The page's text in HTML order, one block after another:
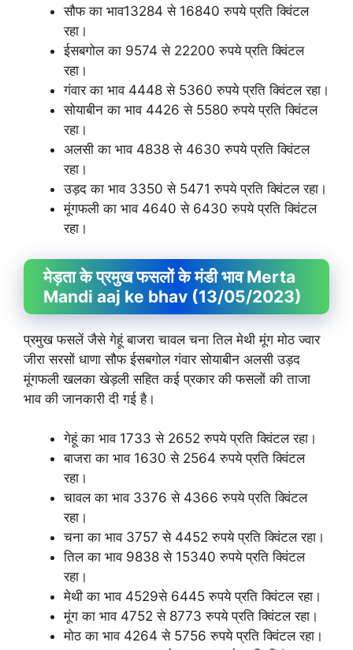
सौफ का भाव13284 से 16840 रुपये प्रति क्विंटल
रहा।
ईसबगोल का 9574 से 22200 रुपये प्रति क्विंटल
रहा।
गंवार का भाव 4448 से 5360 रुपये प्रति क्विंटल रहा।
सोयाबीन का भाव 4426 से 5580 रुपये प्रति क्विंटल
रहा।
अलसी का भाव 4838 से 4630 रुपये प्रति क्विंटल
रहा।
उड़द का भाव 3350 से 5471 रुपये प्रति क्विंटल रहा।
मूंगफली का भाव 4640 से 6430 रुपये प्रति क्विंटल
रहा।
मेड़ता के प्रमुख फसलों के मंडी भाव Merta
Mandi aaj ke bhav (13/05/2023)
प्रमुख फसलें जैसे गेहूं बाजरा चावल चना तिल मेथी मूंग मोठ ज्वार
जीरा सरसों धाणा सौफ ईसबगोल गंवार सोयाबीन अलसी उड़द
मूंगफली खलका खेड़ली सहित कई प्रकार की फसलों की ताजा
भाव की जानकारी दी गई है।
गेहूं का भाव 1733 से 2652 रुपये प्रति क्विंटल रहा।
बाजरा का भाव 1630 से 2564 रुपये प्रति क्विंटल
रहा।
चावल का भाव 3376 से 4366 रुपये प्रति क्विंटल
रहा।
चना का भाव 3757 से 4452 रुपये प्रति क्विंटल रहा।
तिल का भाव 9838 से 15340 रुपये प्रति क्विंटल
रहा।
मेथी का भाव 4529से 6445 रुपये प्रति क्विंटल रहा।
मूंग का भाव 4752 से 8773 रुपये प्रति क्विंटल रहा।
मोठ का भाव 4264 से 5756 रुपये प्रति क्विंटल रहा।